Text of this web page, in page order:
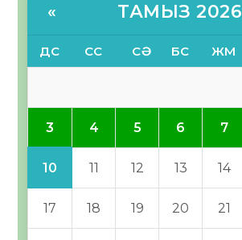
« ТАМЫЗ 2026
ДС СС СӘ БС ЖМ
3 4 5 6 7
10 11 12 13 14
17 18 19 20 21